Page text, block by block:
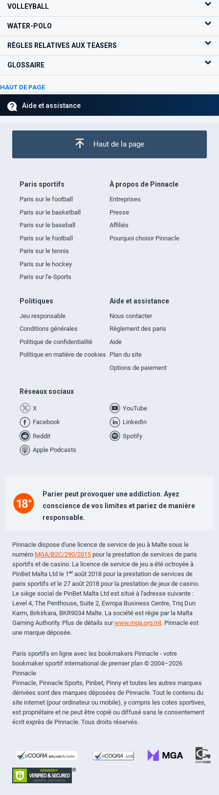
VOLLEYBALL
WATER-POLO
RÈGLES RELATIVES AUX TEASERS
GLOSSAIRE
HAUT DE PAGE
Aide et assistance
Haut de la page
Paris sportifs
Paris sur le football
Paris sur le basketball
Paris sur le baseball
Paris sur le football
Paris sur le tennis
Paris sur le hockey
Paris sur l'e-Sports
À propos de Pinnacle
Entreprises
Presse
Affiliés
Pourquoi choisir Pinnacle
Politiques
Jeu responsable
Conditions générales
Politique de confidentialité
Politique en matière de cookies
Aide et assistance
Nous contacter
Règlement des paris
Aide
Plan du site
Options de paiement
Réseaux sociaux
X
YouTube
Facebook
LinkedIn
Reddit
Spotify
Apple Podcasts
Parier peut provoquer une addiction. Ayez
conscience de vos limites et pariez de manière
responsable.
Pinnacle dispose d'une licence de service de jeu à Malte sous le
numéro MGA/B2C/290/2015 pour la prestation de services de paris
sportifs et de casino. La licence de service de jeu a été octroyée à
PinBet Malta Ltd le 1eraoût 2018 pour la prestation de services de
paris sportifs et le 27 août 2018 pour la prestation de jeux de casino.
Le siège social de PinBet Malta Ltd est situé à l'adresse suivante :
Level 4, The Penthouse, Suite 2, Ewropa Business Centre, Triq Dun
Karm, Birkirkara, BKR9034 Malte. La société est régie par la Malta
Gaming Authority. Plus de détails surwww.mga.org.mt. Pinnacle est
une marque déposée.
Paris sportifs en ligne avec les bookmakers Pinnacle - votre
bookmaker sportif international de premier plan © 2004–2026
Pinnacle
Pinnacle, Pinnacle Sports, Pinbet, Pinny et toutes les autres marques
dérivées sont des marques déposées de Pinnacle. Tout le contenu du
site internet (pour ordinateur ou mobile), y compris les cotes sportives,
est propriétaire et ne peut être copié ou diffusé sans le consentement
écrit exprès de Pinnacle. Tous droits réservés.